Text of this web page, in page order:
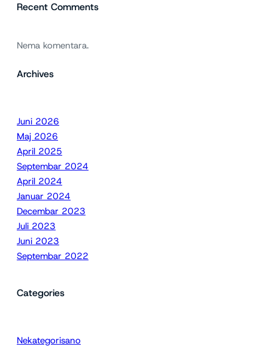
Recent Comments
Nema komentara.
Archives
Juni 2026
Maj 2026
April 2025
Septembar 2024
April 2024
Januar 2024
Decembar 2023
Juli 2023
Juni 2023
Septembar 2022
Categories
Nekategorisano